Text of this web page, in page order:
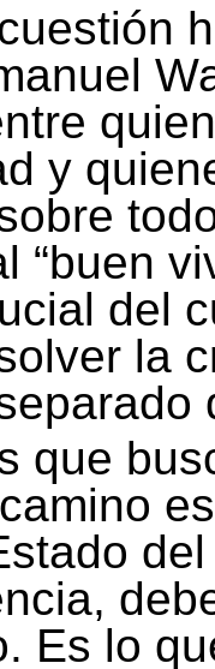
y
“buen
del
la
que
Es lo